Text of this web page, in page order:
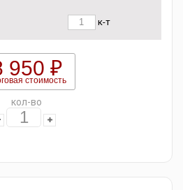
к-т
950 ₽
стоимость
кол-во